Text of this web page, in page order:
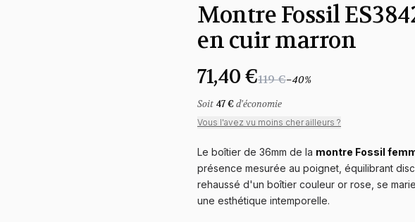
Montre Fossil
en cuir marron
71,40 €119 €−40%
Soit 47 € d'économie
Vous l'avez vu moins cher ailleurs ?
Le boîtier de 36mm de la montre Fossil
présence mesurée au poignet, équilibrant
rehaussé d'un boîtier couleur or rose, se
une esthétique intemporelle.